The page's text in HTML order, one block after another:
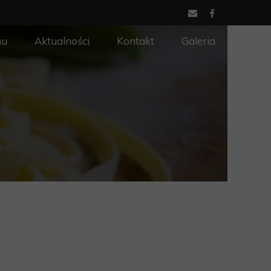
Aktualności Kontakt Galeria